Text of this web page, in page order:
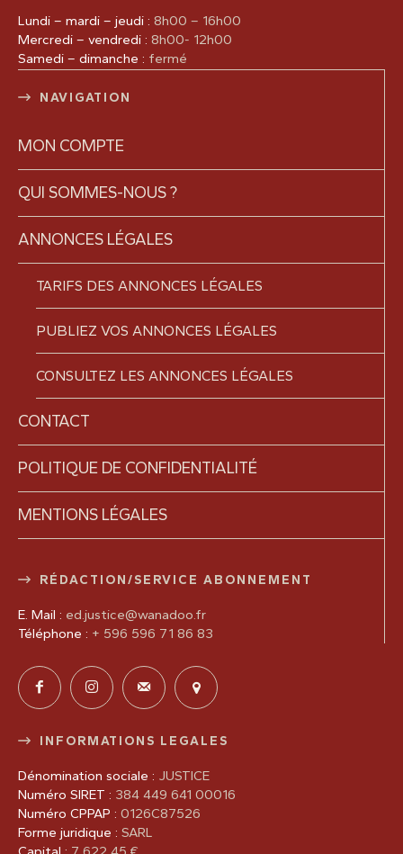
Lundi – mardi – jeudi : 8h00 – 16h00
Mercredi – vendredi : 8h00- 12h00
Samedi – dimanche : fermé
NAVIGATION
MON COMPTE
QUI SOMMES-NOUS ?
ANNONCES LÉGALES
TARIFS DES ANNONCES LÉGALES
PUBLIEZ VOS ANNONCES LÉGALES
CONSULTEZ LES ANNONCES LÉGALES
CONTACT
POLITIQUE DE CONFIDENTIALITÉ
MENTIONS LÉGALES
RÉDACTION/SERVICE ABONNEMENT
E. Mail : ed.justice@wanadoo.fr
Téléphone : + 596 596 71 86 83
INFORMATIONS LEGALES
Dénomination sociale : JUSTICE
Numéro SIRET : 384 449 641 00016
Numéro CPPAP : 0126C87526
Forme juridique : SARL